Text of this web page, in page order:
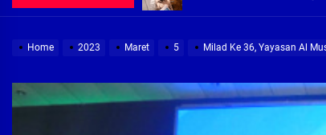
Peduli Warga Miskin,
Pembebasan Lahan
Home 2023 Maret 5 Milad Ke 36, Yayasan Al